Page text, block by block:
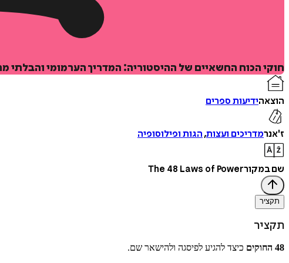
חוקי הכוח החשאיים של ההיסטוריה: המדריך הערמומי
הוצאהידיעות ספרים
ז'אנרמדריכים ועצות,הגות ופילוסופיה
שם במקורThe 48 Laws of Power
תקציר
תקציר
48 החוקים
כיצד להגיע לפיסגה ולהישאר שם.